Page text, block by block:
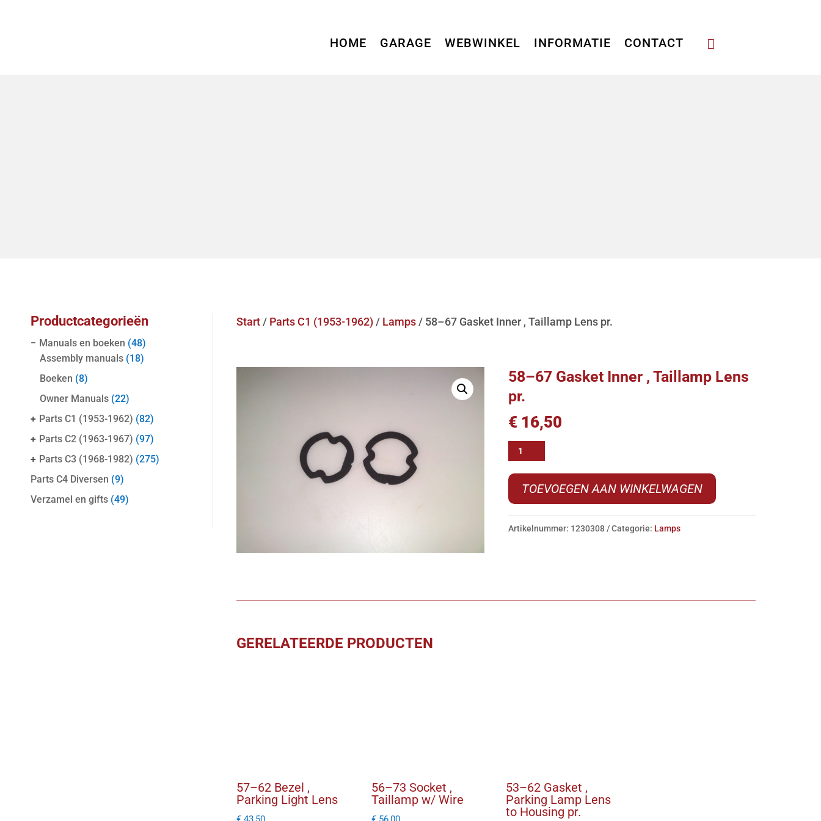
HOME GARAGE WEBWINKEL INFORMATIE CONTACT
Productcategorieën
− Manuals en boeken (48)
Assembly manuals (18)
Boeken (8)
Owner Manuals (22)
+ Parts C1 (1953-1962) (82)
+ Parts C2 (1963-1967) (97)
+ Parts C3 (1968-1982) (275)
Parts C4 Diversen (9)
Verzamel en gifts (49)
Start / Parts C1 (1953-1962) / Lamps / 58–67 Gasket Inner , Taillamp Lens pr.
58–67 Gasket Inner , Taillamp Lens
pr.
€ 16,50
58-
Gasket
Inner
,
Taillamp
TOEVOEGEN AAN WINKELWAGEN
Artikelnummer: 1230308 Categorie: Lamps
GERELATEERDE PRODUCTEN
57–62 Bezel ,
Parking Light Lens
56–73 Socket ,
Taillamp w/ Wire
53–62 Gasket ,
Parking Lamp Lens
to Housing pr.